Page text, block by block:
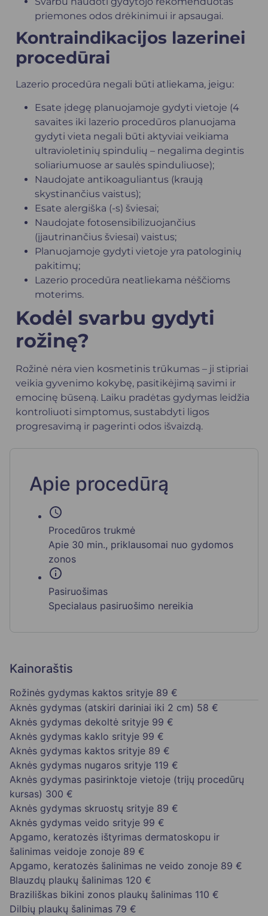
priemones odos drėkinimui ir apsaugai.
Kontraindikacijos lazerinei
procedūrai
Lazerio procedūra negali būti atliekama, jeigu:
Esate įdegę planuojamoje gydyti vietoje (4
savaites iki lazerio procedūros planuojama
gydyti vieta negali būti aktyviai veikiama
ultravioletinių spindulių – negalima degintis
soliariumuose ar saulės spinduliuose);
Naudojate antikoaguliantus (kraują
skystinančius vaistus);
Esate alergiška (-s) šviesai;
Naudojate fotosensibilizuojančius
(įjautrinančius šviesai) vaistus;
Planuojamoje gydyti vietoje yra patologinių
pakitimų;
Lazerio procedūra neatliekama nėščioms
moterims.
Kodėl svarbu gydyti
rožinę?
Rožinė nėra vien kosmetinis trūkumas – ji stipriai
veikia gyvenimo kokybę, pasitikėjimą savimi ir
emocinę būseną. Laiku pradėtas gydymas leidžia
kontroliuoti simptomus, sustabdyti ligos
progresavimą ir pagerinti odos išvaizdą.
Apie procedūrą
schedule
Procedūros trukmė
Apie 30 min., priklausomai nuo gydomos
zonos
info
Pasiruošimas
Specialaus pasiruošimo nereikia
Kainoraštis
Rožinės gydymas kaktos srityje 89 €
Aknės gydymas (atskiri dariniai iki 2 cm) 58 €
Aknės gydymas dekoltė srityje 99 €
Aknės gydymas kaklo srityje 99 €
Aknės gydymas kaktos srityje 89 €
Aknės gydymas nugaros srityje 119 €
Aknės gydymas pasirinktoje vietoje (trijų procedūrų
kursas) 300 €
Aknės gydymas skruostų srityje 89 €
Aknės gydymas veido srityje 99 €
Apgamo, keratozės ištyrimas dermatoskopu ir
šalinimas veidoje zonoje 89 €
Apgamo, keratozės šalinimas ne veido zonoje 89 €
Blauzdų plaukų šalinimas 120 €
Braziliškas bikini zonos plaukų šalinimas 110 €
Dilbių plaukų šalinimas 79 €